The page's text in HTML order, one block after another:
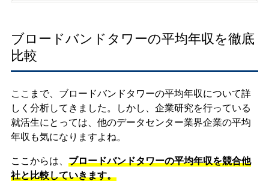
ブロードバンドタワーの平均年収を徹底
比較
ここまで、ブロードバンドタワーの平均年収について詳
しく分析してきました。しかし、企業研究を行っている
就活生にとっては、他のデータセンター業界企業の平均
年収も気になりますよね。
ここからは、 ブロードバンドタワーの平均年収を競合他
社と比較していきます。